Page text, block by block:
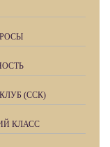
(ССК)
КЛАСС